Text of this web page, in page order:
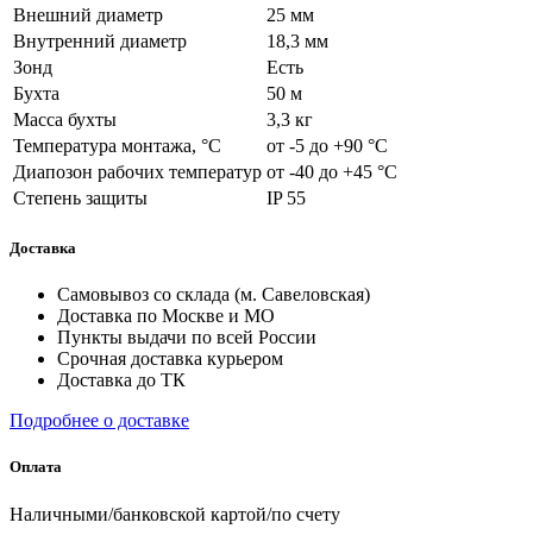
Внешний диаметр
25 мм
Внутренний диаметр
18,3 мм
Зонд
Есть
Бухта
50 м
Масса бухты
3,3 кг
Температура монтажа, °С
от -5 до +90 °С
Диапозон рабочих температур от -40 до +45 °С
Степень защиты
IP 55
Доставка
Самовывоз со склада (м. Савеловская)
Доставка по Москве и МО
Пункты выдачи по всей России
Срочная доставка курьером
Доставка до ТК
Подробнее о доставке
Оплата
Наличными/банковской картой/по счету